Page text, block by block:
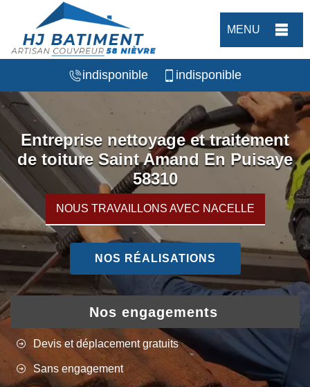
MENU
indisponible indisponible
Entreprise nettoyage et traitement
de toiture Saint Amand En Puisaye
58310
NOUS TRAVAILLONS AVEC NACELLE
NOS RÉALISATIONS
Nos engagements
Devis et déplacement gratuits
Sans engagement